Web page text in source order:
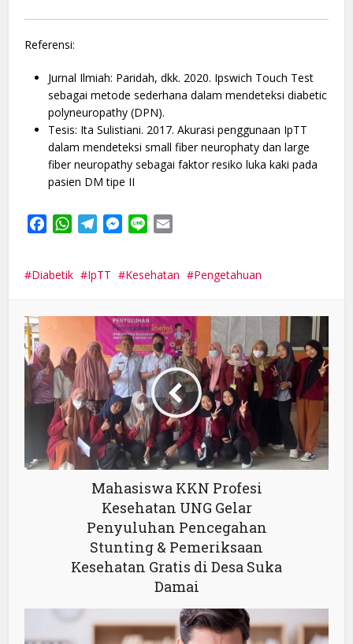
Referensi:
Jurnal Ilmiah: Paridah, dkk. 2020. Ipswich Touch Test
sebagai metode sederhana dalam mendeteksi diabetic
polyneuropathy (DPN).
Tesis: Ita Sulistiani. 2017. Akurasi penggunaan IpTT
dalam mendeteksi small fiber neurophaty dan large
fiber neuropathy sebagai faktor resiko luka kaki pada
pasien DM tipe II
FacebookWhatsApp
TelegramMessenger
Line
Diabetik IpTT Kesehatan Pengetahuan
Mahasiswa KKN Profesi
Kesehatan UNG Gelar
Penyuluhan Pencegahan
Stunting & Pemeriksaan
Kesehatan Gratis di Desa Suka
Damai